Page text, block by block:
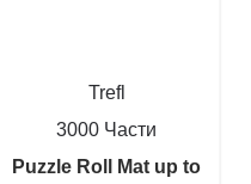
Trefl
3000 Части
Puzzle Roll Mat up to